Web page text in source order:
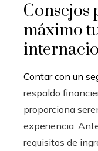
Consejos
máximo
Contar con un
respaldo
proporciona
experiencia.
requisitos de